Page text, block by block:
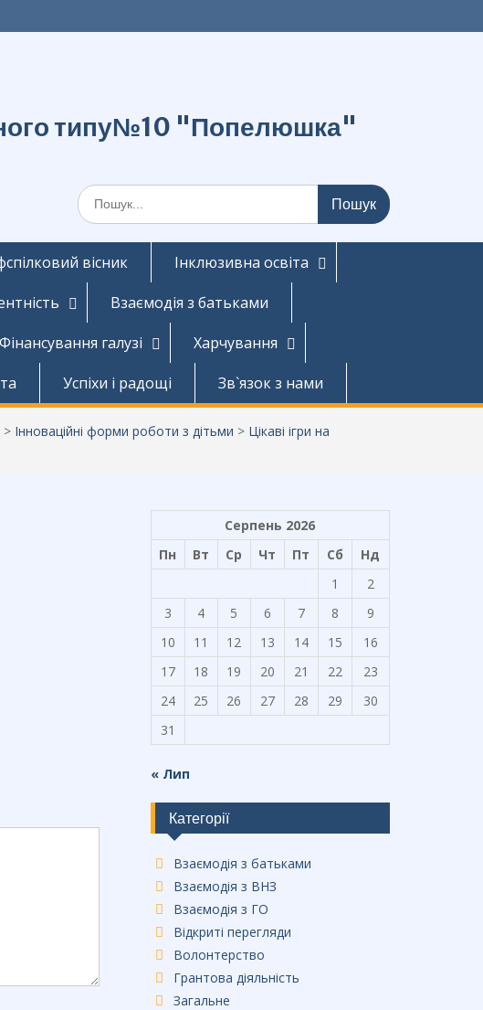
типу№10 "Попелюшка"
Шукати:
вісник
Інклюзивна освіта
Взаємодія з батьками
Фінансування галузі
Харчування
Успіхи і радощі Зв`язок з нами
> Інноваційні форми роботи з дітьми > Цікаві ігри на
Серпень 2026
Пн
Вт Ср Чт Пт Сб
Нд
1
2
3
4 5 6 7 8
9
10
11 12 13 14 15
16
17
18 19 20 21 22
23
24
25 26 27 28 29
30
31
« Лип
Категорії
Взаємодія з батьками
Взаємодія з ВНЗ
Взаємодія з ГО
Відкриті перегляди
Волонтерство
Грантова діяльність
Загальне